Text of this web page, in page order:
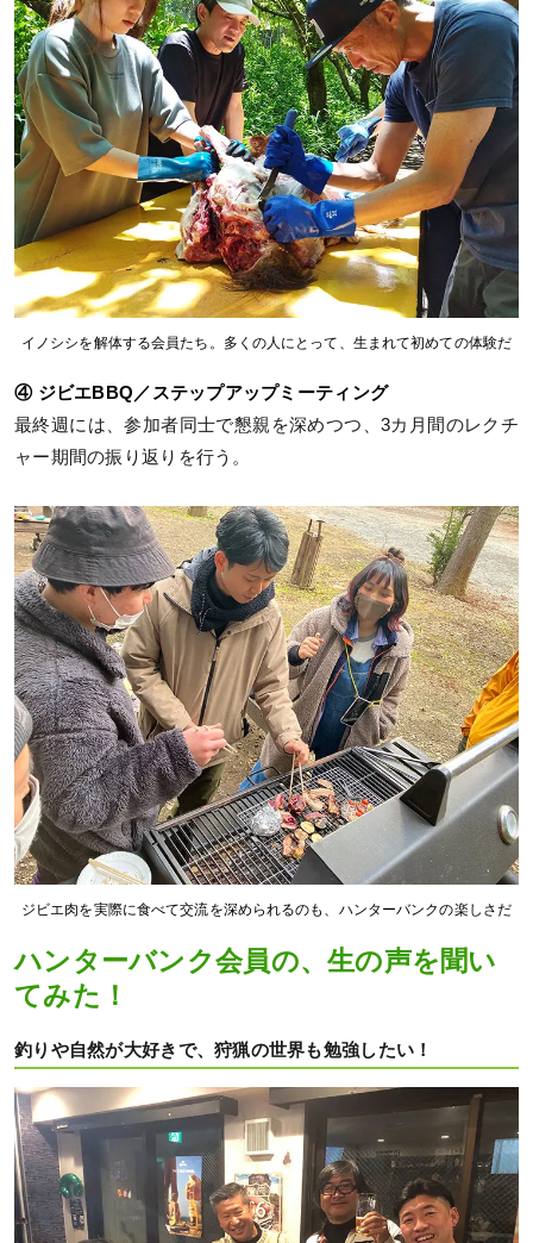
イノシシを解体する会員たち。多くの人にとって、生まれて初めての体験だ
④ ジビエBBQ／ステップアップミーティング
最終週には、参加者同士で懇親を深めつつ、3カ月間のレクチ
ャー期間の振り返りを行う。
ジビエ肉を実際に食べて交流を深められるのも、ハンターバンクの楽しさだ
ハンターバンク会員の、生の声を聞い
てみた！
釣りや自然が大好きで、狩猟の世界も勉強したい！